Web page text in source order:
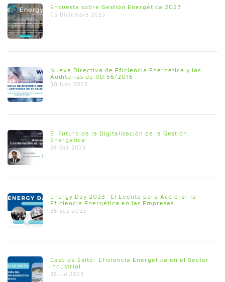
Encuesta sobre Gestión Energética 2023
05 Diciembre 2023
Nueva Directiva de Eficiencia Energética y las
Auditorías de RD 56/2016
30 Nov 2023
El Futuro de la Digitalización de la Gestión
Energética
24 Oct 2023
Energy Day 2023: El Evento para Acelerar la
Eficiencia Energética en las Empresas
28 Sep 2023
Caso de Éxito: Eficiencia Energética en el Sector
Industrial
28 Jul 2023